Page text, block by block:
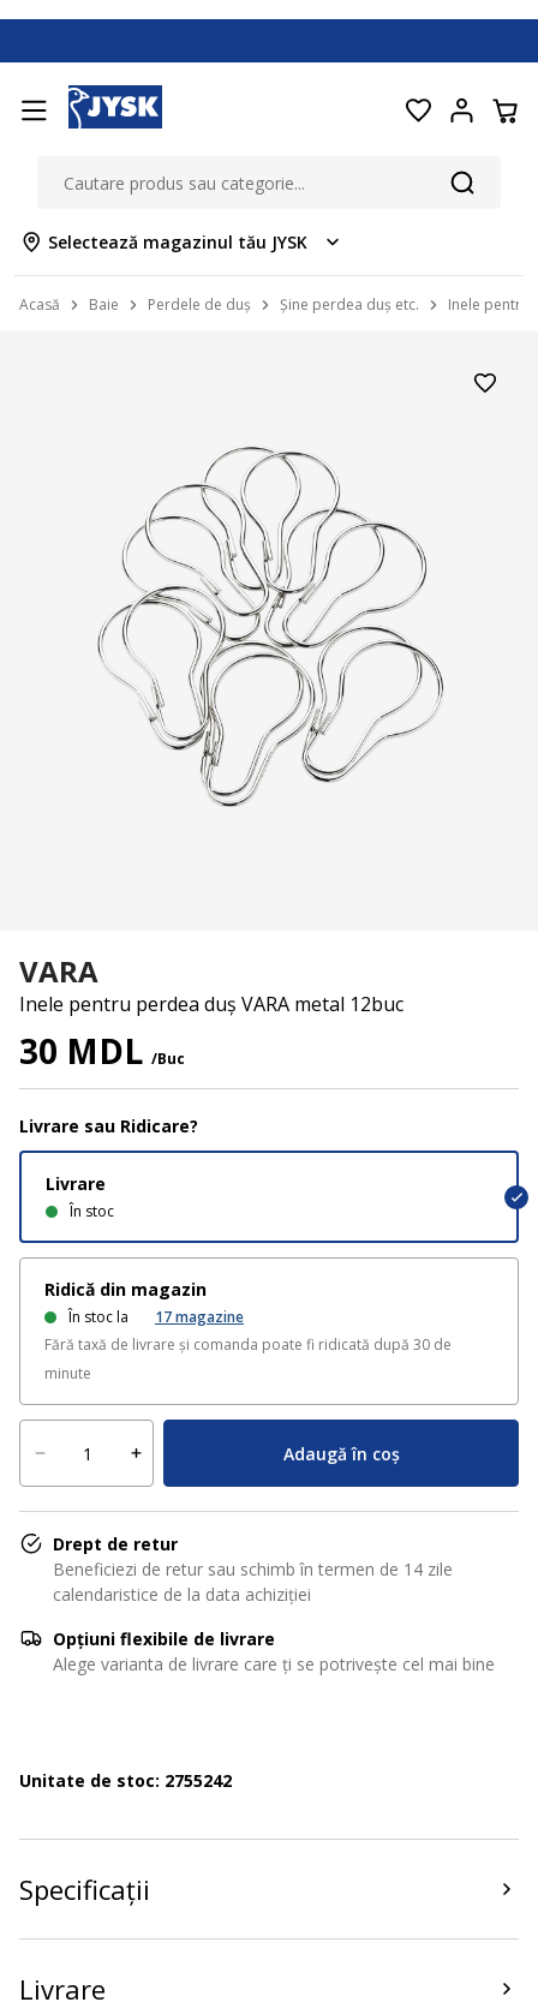
Selectează magazinul tău JYSK
Acasă Baie Perdele de duș Șine perdea duș etc. Inele pentru
VARA
Inele pentru perdea duș VARA metal 12buc
30 MDL /Buc
Livrare sau Ridicare?
Livrare
În stoc
Ridică din magazin
În stoc la 17magazine
Fără taxă de livrare și comanda poate fi ridicată după 30 de
minute
Adaugă în coș
Drept de retur
Beneficiezi de retur sau schimb în termen de 14 zile
calendaristice de la data achiziției
Opțiuni flexibile de livrare
Alege varianta de livrare care ți se potrivește cel mai bine
Unitate de stoc: 2755242
Specificații
Livrare